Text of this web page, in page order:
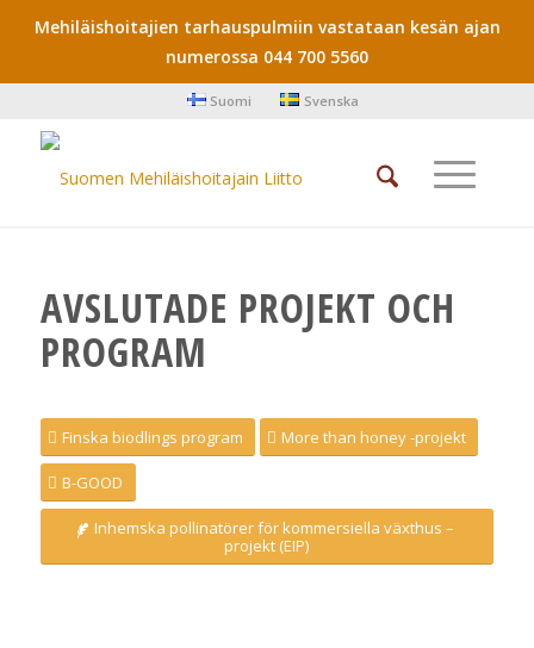
Mehiläishoitajien tarhauspulmiin vastataan kesän ajan
numerossa 044 700 5560
Suomi Svenska
AVSLUTADE PROJEKT OCH
PROGRAM
Finska biodlings program More than honey -projekt
B-GOOD
Inhemska pollinatörer för kommersiella växthus –
projekt (EIP)